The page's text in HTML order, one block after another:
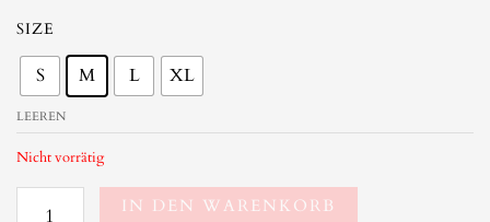
SIZE
S M L XL
LEEREN
Nicht vorrätig
Boho
blumig
Menge
IN DEN WARENKORB